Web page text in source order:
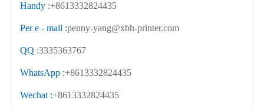
Handy :+8613332824435
Per e - mail :penny-yang@xbh-printer.com
QQ :3335363767
WhatsApp :+8613332824435
Wechat :+8613332824435